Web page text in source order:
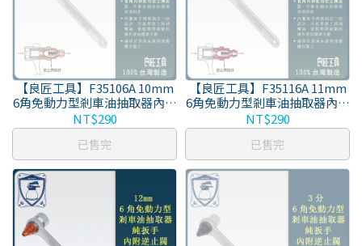
【良匠工具】F35106A 10mm
6角免動力型剎車油抽取器內附
逆止閥 純扳手 台灣生產 原廠有
保固
NT$290
已售完
【良匠工具】F35116A 11mm
6角免動力型剎車油抽取器內附
逆止閥 純扳手 台灣生產 原廠有
保固
NT$290
已售完